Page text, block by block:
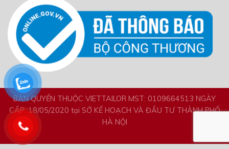
BẢN QUYỀN THUỘC VIETTAILOR MST: 0109664513 NGÀY
CẤP: 18/05/2020 tại SỞ KẾ HOẠCH VÀ ĐẦU TƯ THÀNH PHỐ
HÀ NỘI